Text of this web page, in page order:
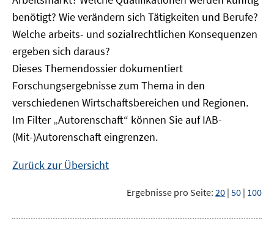
benötigt? Wie verändern sich Tätigkeiten und Berufe?
Welche arbeits- und sozialrechtlichen Konsequenzen
ergeben sich daraus?
Dieses Themendossier dokumentiert
Forschungsergebnisse zum Thema in den
verschiedenen Wirtschaftsbereichen und Regionen.
Im Filter „Autorenschaft“ können Sie auf IAB-
(Mit-)Autorenschaft eingrenzen.
Zurück zur Übersicht
Ergebnisse pro Seite: 20 | 50 | 100